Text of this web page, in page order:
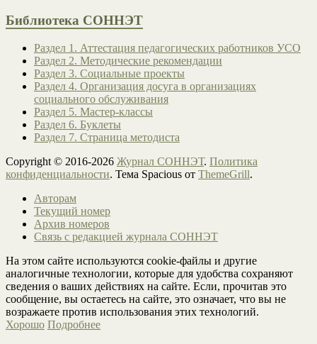
Библиотека СОННЭТ
Раздел 1. Аттестация педагогических работников УСО
Раздел 2. Методические рекомендации
Раздел 3. Социальные проекты
Раздел 4. Организация досуга в организациях
социального обслуживания
Раздел 5. Мастер-классы
Раздел 6. Буклеты
Раздел 7. Страница методиста
Copyright © 2016-2026 Журнал СОННЭТ. Политика
конфиденциальности. Тема Spacious от ThemeGrill.
Авторам
Текущий номер
Архив номеров
Связь с редакцией журнала СОННЭТ
На этом сайте используются cookie-файлы и другие
аналогичные технологии, которые для удобства сохраняют
сведения о ваших действиях на сайте. Если, прочитав это
сообщение, вы остаетесь на сайте, это означает, что вы не
возражаете против использования этих технологий.
Хорошо Подробнее